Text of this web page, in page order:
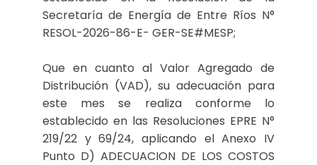
Secretaría de Energía de Entre Ríos N°
RESOL-2026-86-E- GER-SE#MESP;
Que en cuanto al Valor Agregado de
Distribución (VAD), su adecuación para
este mes se realiza conforme lo
establecido en las Resoluciones EPRE N°
219/22 y 69/24, aplicando el Anexo IV
Punto D) ADECUACION DE LOS COSTOS